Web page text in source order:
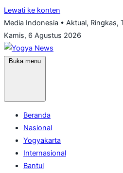
Lewati ke konten
Media Indonesia • Aktual, Ringkas,
Kamis, 6 Agustus 2026
Buka menu
Beranda
Nasional
Yogyakarta
Internasional
Bantul